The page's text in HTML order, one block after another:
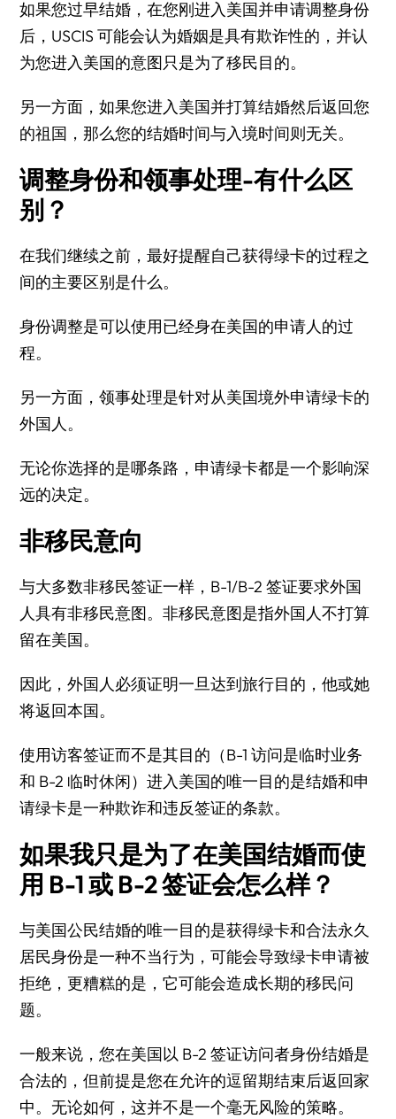
如果您过早结婚，在您刚进入美国并申请调整身份
后，USCIS 可能会认为婚姻是具有欺诈性的，并认
为您进入美国的意图只是为了移民目的。
另一方面，如果您进入美国并打算结婚然后返回您
的祖国，那么您的结婚时间与入境时间则无关。
调整身份和领事处理-有什么区
别？
在我们继续之前，最好提醒自己获得绿卡的过程之
间的主要区别是什么。
身份调整是可以使用已经身在美国的申请人的过
程。
另一方面，领事处理是针对从美国境外申请绿卡的
外国人。
无论你选择的是哪条路，申请绿卡都是一个影响深
远的决定。
非移民意向
与大多数非移民签证一样，B-1/B-2 签证要求外国
人具有非移民意图。非移民意图是指外国人不打算
留在美国。
因此，外国人必须证明一旦达到旅行目的，他或她
将返回本国。
使用访客签证而不是其目的（B-1 访问是临时业务
和 B-2 临时休闲）进入美国的唯一目的是结婚和申
请绿卡是一种欺诈和违反签证的条款。
如果我只是为了在美国结婚而使
用 B-1 或 B-2 签证会怎么样？
与美国公民结婚的唯一目的是获得绿卡和合法永久
居民身份是一种不当行为，可能会导致绿卡申请被
拒绝，更糟糕的是，它可能会造成长期的移民问
题。
一般来说，您在美国以 B-2 签证访问者身份结婚是
合法的，但前提是您在允许的逗留期结束后返回家
中。无论如何，这并不是一个毫无风险的策略。